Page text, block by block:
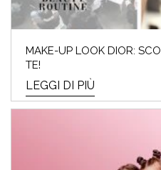
MAKE-UP LOOK DIOR:
TE!
LEGGI DI PIÙ